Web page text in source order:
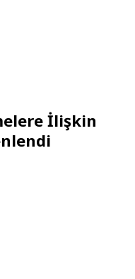
İlişkin